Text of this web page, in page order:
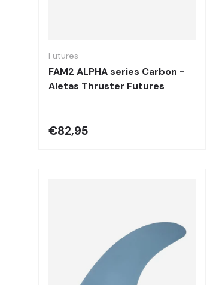
Futures
FAM2 ALPHA series Carbon -
Aletas Thruster Futures
€82,95